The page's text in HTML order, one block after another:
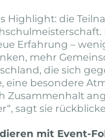
Highlight: die
Erfahrung –
mehr
die sich
eine besondere
Zusammenhalt
sagt sie
mit Event-